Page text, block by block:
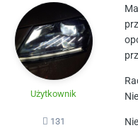
Użytkownik
131